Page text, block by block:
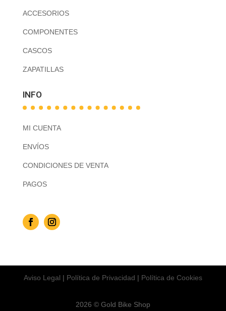
ACCESORIOS
COMPONENTES
CASCOS
ZAPATILLAS
INFO
MI CUENTA
ENVÍOS
CONDICIONES DE VENTA
PAGOS
Aviso Legal | Política de Privacidad | Política de Cookies
2026 © Gold Bike Shop